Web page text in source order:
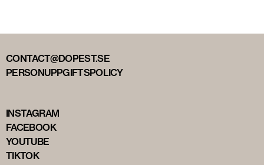
CONTACT@DOPEST.SE
PERSONUPPGIFTSPOLICY
INSTAGRAM
FACEBOOK
YOUTUBE
TIKTOK